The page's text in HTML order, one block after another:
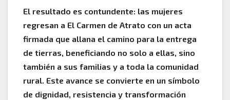
El resultado es contundente: las mujeres
regresan a El Carmen de Atrato con un acta
firmada que allana el camino para la entrega
de tierras, beneficiando no solo a ellas, sino
también a sus familias y a toda la comunidad
rural. Este avance se convierte en un símbolo
de dignidad, resistencia y transformación